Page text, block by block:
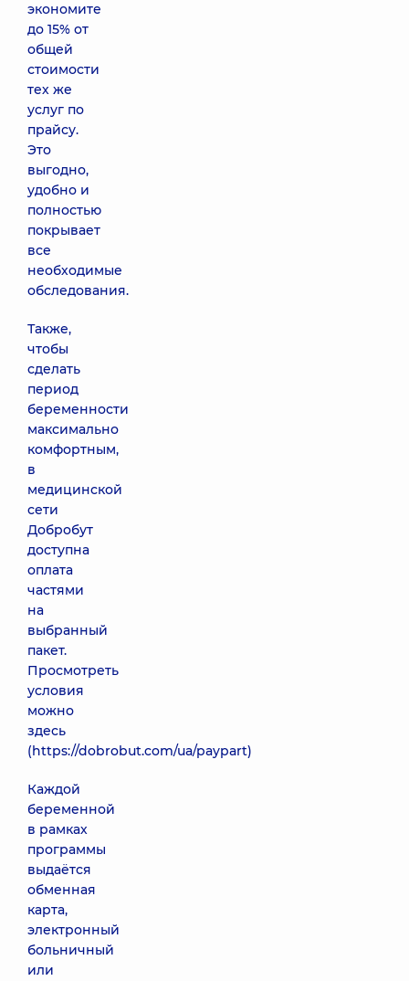
экономите
до 15% от
общей
стоимости
тех же
услуг по
прайсу.
Это
выгодно,
удобно и
полностью
покрывает
все
необходимые
обследования.
Также,
чтобы
сделать
период
беременности
максимально
комфортным,
в
медицинской
сети
Добробут
доступна
оплата
частями
на
выбранный
пакет.
Просмотреть
условия
можно
здесь
(https://dobrobut.com/ua/paypart)
Каждой
беременной
в рамках
программы
выдаётся
обменная
карта,
электронный
больничный
или